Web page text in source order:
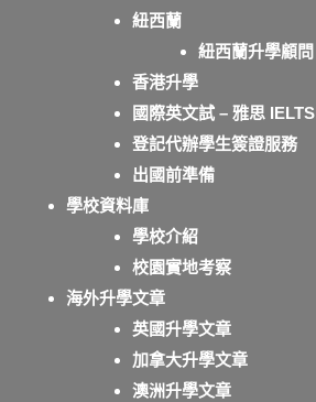
紐西蘭
紐西蘭升學顧問
香港升學
國際英文試 – 雅思 IELTS
登記代辦學生簽證服務
出國前準備
學校資料庫
學校介紹
校園實地考察
海外升學文章
英國升學文章
加拿大升學文章
澳洲升學文章